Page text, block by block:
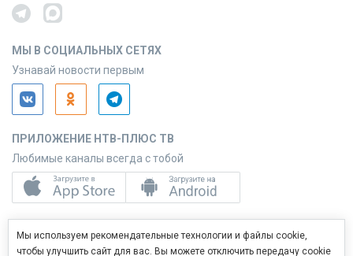
МЫ В СОЦИАЛЬНЫХ СЕТЯХ
Узнавай новости первым
ПРИЛОЖЕНИЕ НТВ-ПЛЮС ТВ
Любимые каналы всегда с тобой
Управляй услугами с телефона
Мы используем рекомендательные технологии и файлы cookie,
чтобы улучшить сайт для вас. Вы можете отключить передачу cookie